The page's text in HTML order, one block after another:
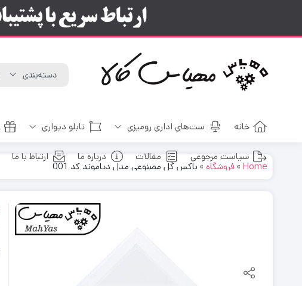
خانه ست‌های اداری رومیزی تابلو دیواری
سیاست مرجوعی مقالات درباره ما ارتباط با ما
Home
»فروشگاه » باکس گل مصنوعی مدل دیاموند کد 001